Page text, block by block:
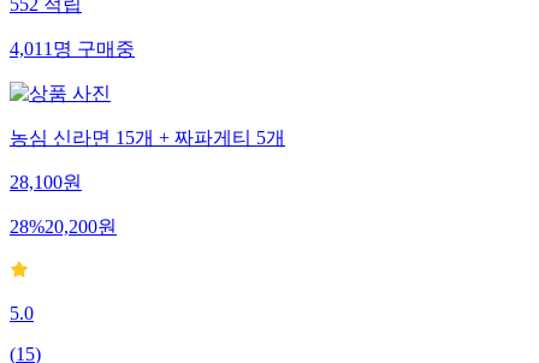
552적립
4,011명구매중
농심 신라면 15개 + 짜파게티 5개
28,100원
28%20,200원
5.0